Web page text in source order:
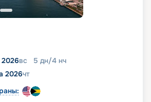
2026вс 5 дн/4 нч
2026чт